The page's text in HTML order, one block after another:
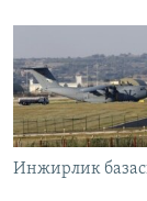
Инжирлик